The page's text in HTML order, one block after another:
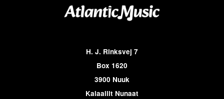
H. J. Rinksvej 7
Box 1620
3900 Nuuk
Kalaallit Nunaat